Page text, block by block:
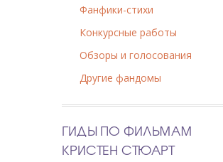
Фанфики-стихи
Конкурсные работы
Обзоры и голосования
Другие фандомы
ГИДЫ ПО ФИЛЬМАМ
КРИСТЕН СТЮАРТ